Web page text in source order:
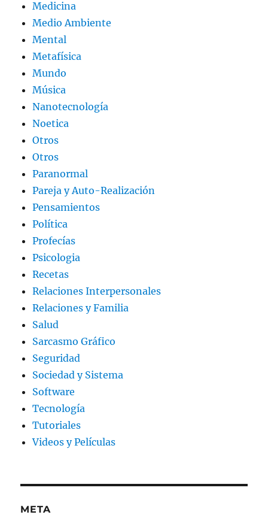
Medicina
Medio Ambiente
Mental
Metafísica
Mundo
Música
Nanotecnología
Noetica
Otros
Otros
Paranormal
Pareja y Auto-Realización
Pensamientos
Política
Profecías
Psicologia
Recetas
Relaciones Interpersonales
Relaciones y Familia
Salud
Sarcasmo Gráfico
Seguridad
Sociedad y Sistema
Software
Tecnología
Tutoriales
Videos y Películas
META